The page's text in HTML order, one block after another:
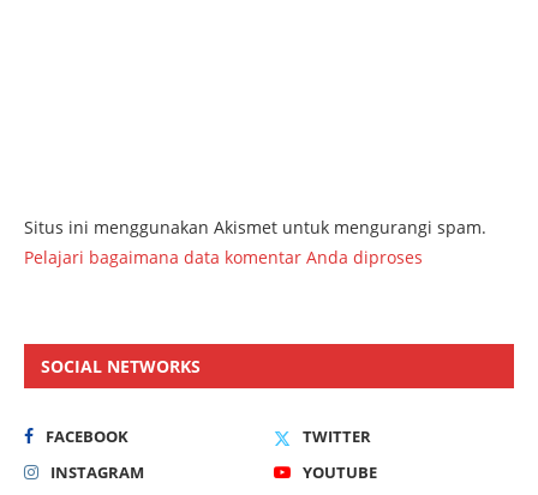
Situs ini menggunakan Akismet untuk mengurangi spam.
Pelajari bagaimana data komentar Anda diproses
SOCIAL NETWORKS
FACEBOOK
TWITTER
INSTAGRAM
YOUTUBE